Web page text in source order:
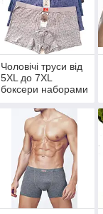
Чоловічі труси від
5XL до 7XL
боксери наборами